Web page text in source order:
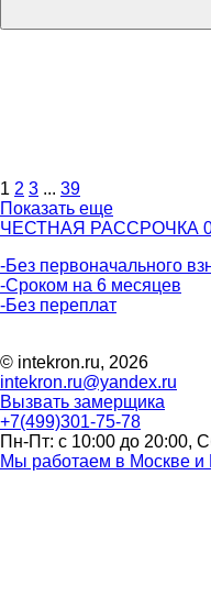
1 2 3 ... 39
Показать еще
ЧЕСТНАЯ РАССРОЧКА
-Без первоначального
-Сроком на 6 месяцев
-Без переплат
© intekron.ru, 2026
intekron.ru@yandex.ru
Вызвать замерщика
+7(499)301-75-78
Пн-Пт: с 10:00 до 20:00,
Мы работаем в Москве